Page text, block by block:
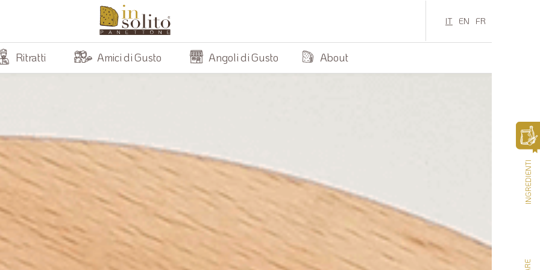
IT EN FR
Ritratti Amici di Gusto Angoli di Gusto About